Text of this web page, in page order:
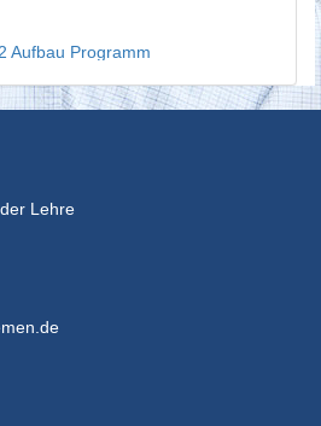
Aufbau Programm
2018
2018Lehre